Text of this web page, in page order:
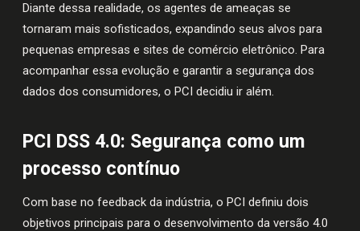
Diante dessa realidade, os agentes de ameaças se
tornaram mais sofisticados, expandindo seus alvos para
pequenas empresas e sites de comércio eletrônico. Para
acompanhar essa evolução e garantir a segurança dos
dados dos consumidores, o PCI decidiu ir além.
PCI DSS 4.0: Segurança como um
processo contínuo
Com base no feedback da indústria, o PCI definiu dois
objetivos principais para o desenvolvimento da versão 4.0